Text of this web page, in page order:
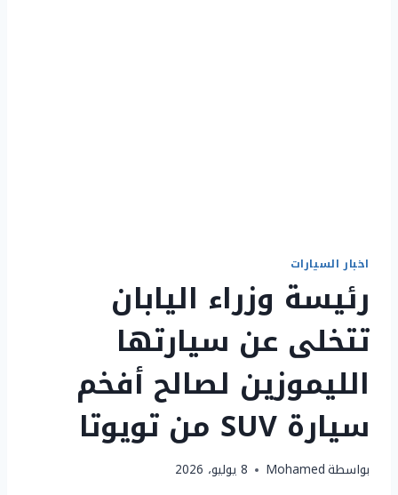
اخبار السيارات
رئيسة وزراء اليابان
تتخلى عن سيارتها
الليموزين لصالح أفخم
سيارة SUV من تويوتا
بواسطةMohamed 8 يوليو، 2026